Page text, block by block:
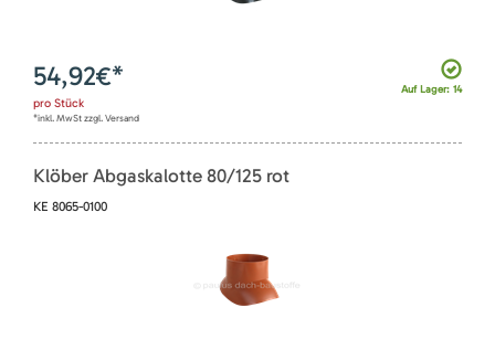
Auf Lager: 14
54,92€*
pro Stück
*inkl. MwSt zzgl. Versand
Klöber Abgaskalotte 80/125 rot
KE 8065-0100